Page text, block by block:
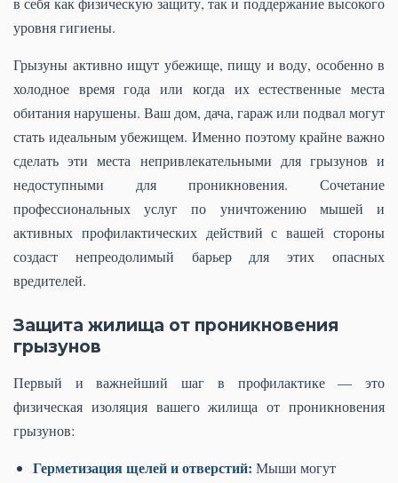
уровня гигиены.
Грызуны активно ищут убежище, пищу и воду, особенно в
холодное время года или когда их естественные места
обитания нарушены. Ваш дом, дача, гараж или подвал могут
стать идеальным убежищем. Именно поэтому крайне важно
сделать эти места непривлекательными для грызунов и
недоступными для проникновения. Сочетание
профессиональных услуг по уничтожению мышей и
активных профилактических действий с вашей стороны
создаст непреодолимый барьер для этих опасных
вредителей.
Защита жилища от проникновения
грызунов
Первый и важнейший шаг в профилактике — это
физическая изоляция вашего жилища от проникновения
грызунов:
Герметизация щелей и отверстий: Мыши могут